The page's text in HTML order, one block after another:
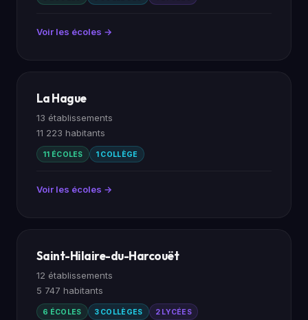
Voir les écoles →
La Hague
13 établissements
11 223 habitants
11 ÉCOLES 1 COLLÈGE
Voir les écoles →
Saint-Hilaire-du-Harcouët
12 établissements
5 747 habitants
6 ÉCOLES 3 COLLÈGES 2 LYCÉES